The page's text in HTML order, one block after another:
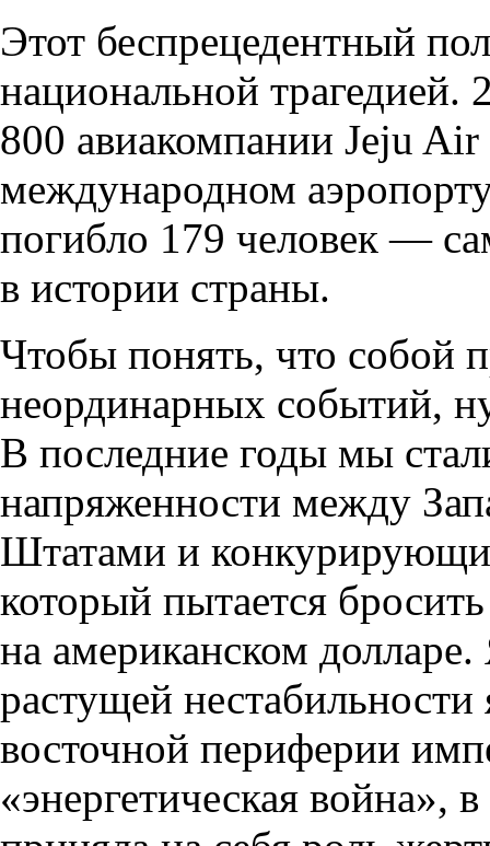
Этот беспрецедентный
национальной трагедией.
800 авиакомпании Jeju
международном
погибло 179 человек —
в истории страны.
Чтобы понять, что собой
неординарных событий,
В последние годы мы
напряженности между
Штатами и
который пытается
на американском
растущей
восточной периферии
«энергетическая война»,